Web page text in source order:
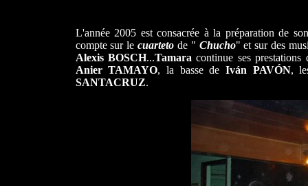
L'année 2005 est consacrée à la préparation de
compte sur le cuarteto de " Chucho" et sur des
Alexis BOSCH...Tamara continue ses
Anier TAMAYO, la basse de Iván PAVÓN,
SANTACRUZ.